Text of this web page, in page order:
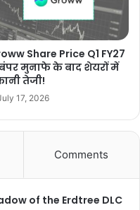
Share Price Q1 FY27
मुनाफे के बाद शेयरों में
तेजी!
17, 2026
Comments
of the Erdtree DLC